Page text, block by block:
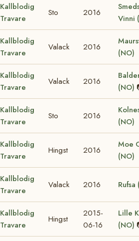
Kallblodig
Travare
Sto 2016
Vinni
Kallblodig
Travare
Valack 2016
(NO)
Kallblodig
Travare
Valack 2016
(NO)
Kallblodig
Travare
Sto 2016
(NO)
Kallblodig
Travare
Hingst 2016
Moe
(NO)
Kallblodig
Travare
Valack 2016 Rufsa
Kallblodig
Travare
Hingst
2015-
06-16
Lille
(NO)